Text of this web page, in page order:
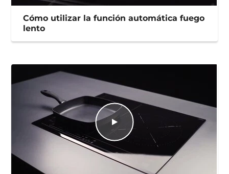
Cómo utilizar la función automática fuego
lento